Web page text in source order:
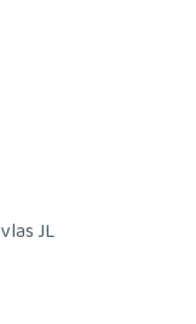
JL